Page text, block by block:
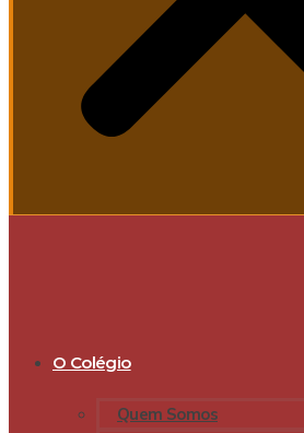
O Colégio
Quem Somos